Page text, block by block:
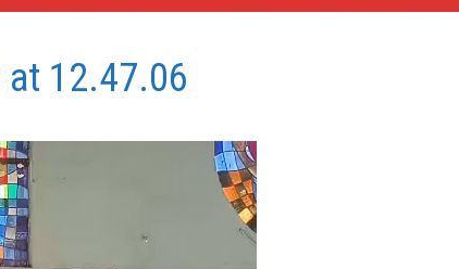
at 12.47.06